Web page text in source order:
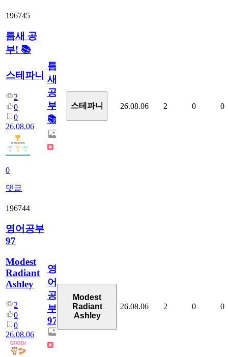
196745
틈새 공
부! 📚
스테파니
2
0
0
26.08.06
0
댓글
틈
새
공
부!
📚
스테파니 26.08.06 2 0 0
196744
영어공부
97
Modest
Radiant
Ashley
2
0
0
26.08.06
영
어
공
부
97
Modest
Radiant
Ashley
26.08.06 2 0 0